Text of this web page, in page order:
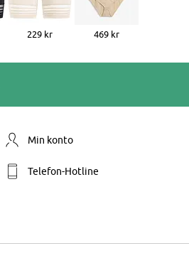
229 kr 469 kr
Min konto
Telefon-Hotline